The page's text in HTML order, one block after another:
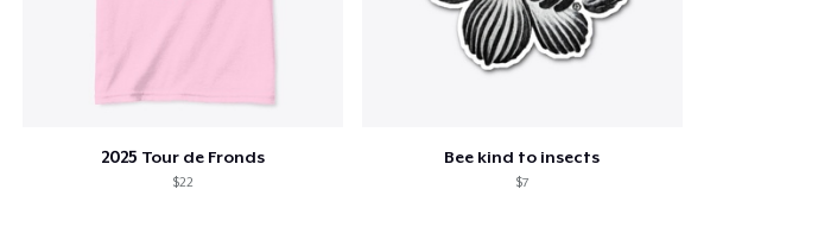
2025 Tour de Fronds
$22
Bee kind to insects
$7